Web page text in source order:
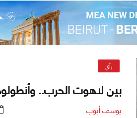
رأي
بين لاهوت الحرب..
يوسف أيوب